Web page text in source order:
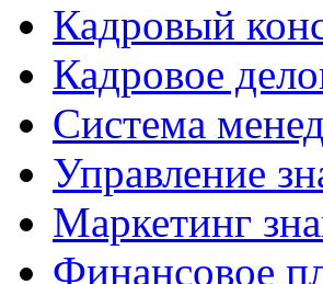
Кадровый
Кадровое
Система
Управление
Маркетинг
Финансовое